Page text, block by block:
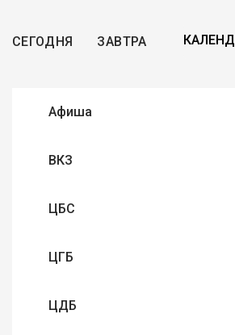
СЕГОДНЯ ЗАВТРА
Афиша
ВКЗ
ЦБС
ЦГБ
ЦДБ